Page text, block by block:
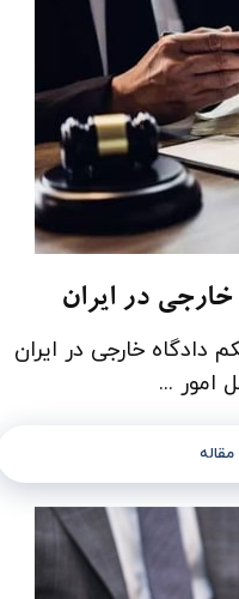
در ایران
دادگاه­ خارجی در ایران
امور ...